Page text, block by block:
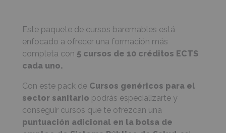
Este paquete de cursos baremables está
enfocado a ofrecer una formación más
completa con 5 cursos de 10 créditos ECTS
cada uno.
Con este pack de Cursos genéricos para el
sector sanitario podrás especializarte y
conseguir cursos que te ofrezcan una
puntuación adicional en la bolsa de